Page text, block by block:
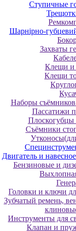
Ступичные
Шарнірно-
Захваты
Клещи
Клещи
Наборы
Пассатижи
Плоскогубцы
Съёмники
Двигатель и
Бензиновые и
Головки и ключи
Зубчатый ремень,
Инструменты для
Клапан и